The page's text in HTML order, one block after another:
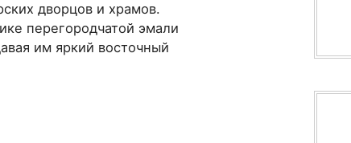
дворцов и храмов.
перегородчатой эмали
им яркий восточный